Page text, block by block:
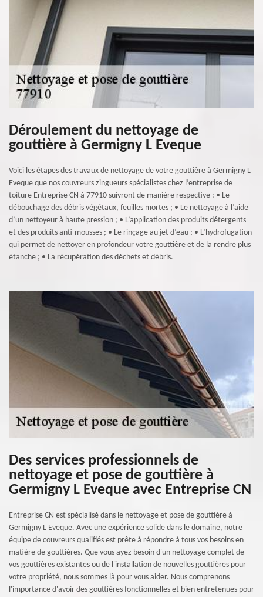
Déroulement du nettoyage de
gouttière à Germigny L Eveque
Voici les étapes des travaux de nettoyage de votre gouttière à Germigny L
Eveque que nos couvreurs zingueurs spécialistes chez l’entreprise de
toiture Entreprise CN à 77910 suivront de manière respective : • Le
débouchage des débris végétaux, feuilles mortes ; • Le nettoyage à l’aide
d’un nettoyeur à haute pression ; • L’application des produits détergents
et des produits anti-mousses ; • Le rinçage au jet d’eau ; • L’hydrofugation
qui permet de nettoyer en profondeur votre gouttière et de la rendre plus
étanche ; • La récupération des déchets et débris.
Des services professionnels de
nettoyage et pose de gouttière à
Germigny L Eveque avec Entreprise CN
Entreprise CN est spécialisé dans le nettoyage et pose de gouttière à
Germigny L Eveque. Avec une expérience solide dans le domaine, notre
équipe de couvreurs qualifiés est prête à répondre à tous vos besoins en
matière de gouttières. Que vous ayez besoin d'un nettoyage complet de
vos gouttières existantes ou de l'installation de nouvelles gouttières pour
votre propriété, nous sommes là pour vous aider. Nous comprenons
l'importance d'avoir des gouttières fonctionnelles et bien entretenues pour